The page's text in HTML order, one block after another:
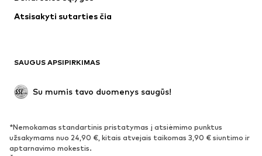
Apatiniai
Paltai
Proginiai
Išskirtiniai
BATAI
Naujienos
Atsisakyti sutarties čia
SAUGUS APSIPIRKIMAS
Su mumis tavo duomenys saugūs!
*Nemokamas standartinis pristatymas į atsiėmimo punktus
užsakymams nuo 24,90 €, kitais atvejais taikomas 3,90 € siuntimo ir
aptarnavimo mokestis.